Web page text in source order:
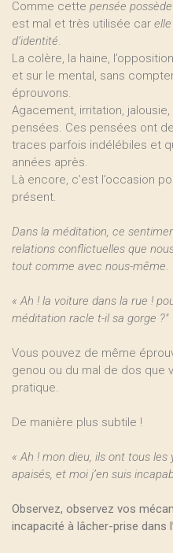
Comme cette pensée
est mal et très utilisée car
d’identité.
La colère, la haine,
et sur le mental, sans
éprouvons.
Agacement, irritation,
pensées. Ces pensées ont
traces parfois indélébiles et
années après.
Là encore, c’est l’occasion
présent.
Dans la méditation, ce
relations conflictuelles que
tout comme avec nous-même.
« Ah ! la voiture dans la rue !
méditation racle t-il sa gorge ?"
Vous pouvez de même
genou ou du mal de dos que
pratique.
De manière plus subtile !
« Ah ! mon dieu, ils ont tous
apaisés, et moi j’en suis
Observez, observez vos
incapacité à lâcher-prise dans